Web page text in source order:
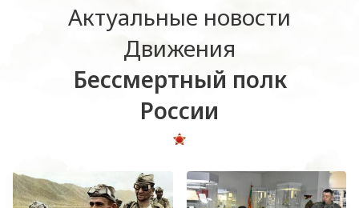
Актуальные новости
Движения
Бессмертный полк
России